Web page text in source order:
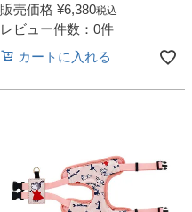
販売価格 ¥6,380税込
レビュー件数：0件
カートに入れる